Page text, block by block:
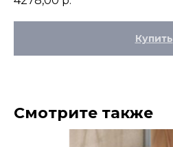
Купить
Смотрите также